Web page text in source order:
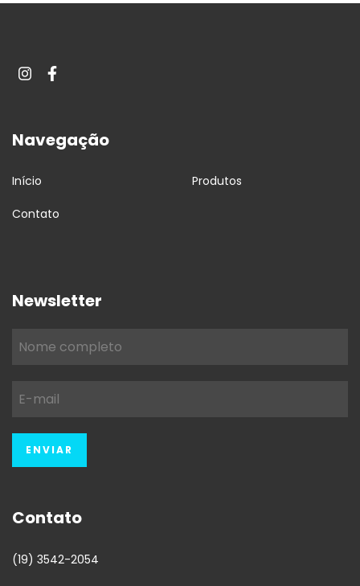
Navegação
Início Produtos
Contato
Newsletter
Contato
(19) 3542-2054